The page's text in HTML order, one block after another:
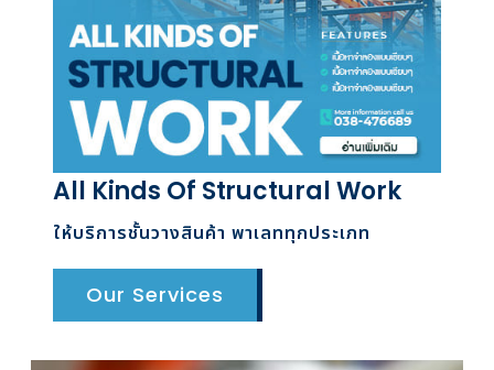
All Kinds Of Structural Work
ให้บริการชั้นวางสินค้า พาเลททุกประเภท
Our Services